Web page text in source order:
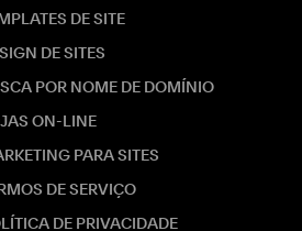
DE SITE
DE SITES
POR NOME DE DOMÍNIO
ON-LINE
PARA SITES
DE SERVIÇO
DE PRIVACIDADE